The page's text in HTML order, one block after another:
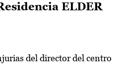
ELDER
del director del centro